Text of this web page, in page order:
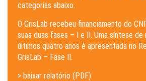
categorias abaixo.
O GrisLab recebeu financiamento do
suas duas fases – I e II. Uma síntese de
últimos quatro anos é apresentada no
GrisLab – Fase II.
> baixar relatório (PDF)